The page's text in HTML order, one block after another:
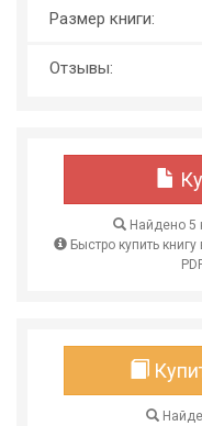
Размер книги:
Отзывы:
Найдено 5
Быстро купить